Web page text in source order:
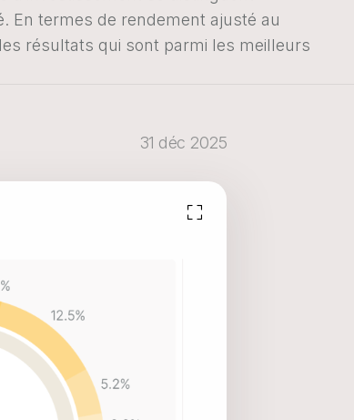
En termes de rendement ajusté au
résultats qui sont parmi les meilleurs
31 déc 2025